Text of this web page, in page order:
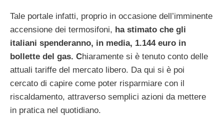
Tale portale infatti, proprio in occasione dell’imminente
accensione dei termosifoni, ha stimato che gli
italiani spenderanno, in media, 1.144 euro in
bollette del gas. Chiaramente si è tenuto conto delle
attuali tariffe del mercato libero. Da qui si è poi
cercato di capire come poter risparmiare con il
riscaldamento, attraverso semplici azioni da mettere
in pratica nel quotidiano.